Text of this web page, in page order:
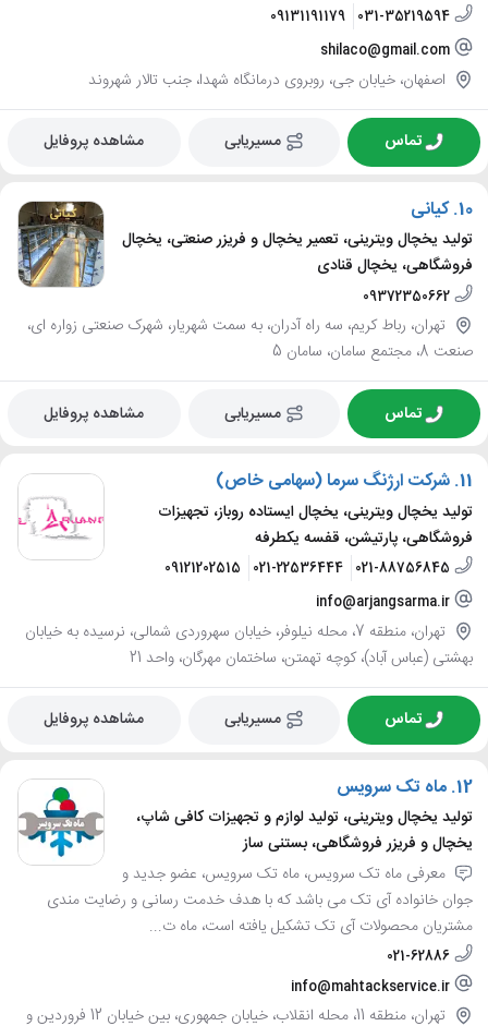
031-35219594
09131191179
shilaco@gmail.com
اصفهان، خیابان جی، روبروی درمانگاه شهدا، جنب تالار شهروند
تماس مسیریابی مشاهده پروفایل
10. کیانی
تولید یخچال ویترینی، تعمیر یخچال و فریزر صنعتی، یخچال
فروشگاهی، یخچال قنادی
09372350662
تهران، رباط کریم، سه راه آدران، به سمت شهریار، شهرک صنعتی زواره ای،
صنعت 8، مجتمع سامان، سامان 5
تماس مسیریابی مشاهده پروفایل
11. شرکت ارژنگ سرما (سهامی خاص)
تولید یخچال ویترینی، یخچال ایستاده روباز، تجهیزات
فروشگاهی، پارتیشن، قفسه یکطرفه
021-88756845
021-22536444
09121202515
info@arjangsarma.ir
تهران، منطقه 7، محله نیلوفر، خیابان سهروردی شمالی، نرسیده به خیابان
بهشتی (عباس آباد)، کوچه تهمتن، ساختمان مهرگان، واحد 21
تماس مسیریابی مشاهده پروفایل
12. ماه تک سرویس
تولید یخچال ویترینی، تولید لوازم و تجهیزات کافی شاپ،
یخچال و فریزر فروشگاهی، بستنی ساز
معرفی ماه تک سرویس، ماه تک سرویس، عضو جدید و
جوان خانواده آی تک می باشد که با هدف خدمت رسانی و رضایت مندی
مشتریان محصولات آی تک تشکیل یافته است، ماه ت...
021-62886
info@mahtackservice.ir
تهران، منطقه 11، محله انقلاب، خیابان جمهوری، بین خیابان 12 فروردین و